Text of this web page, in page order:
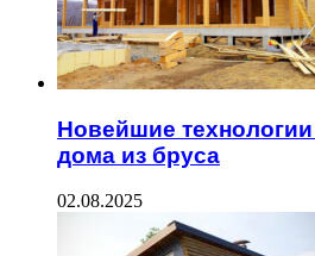
Новейшие
дома из бруса
02.08.2025